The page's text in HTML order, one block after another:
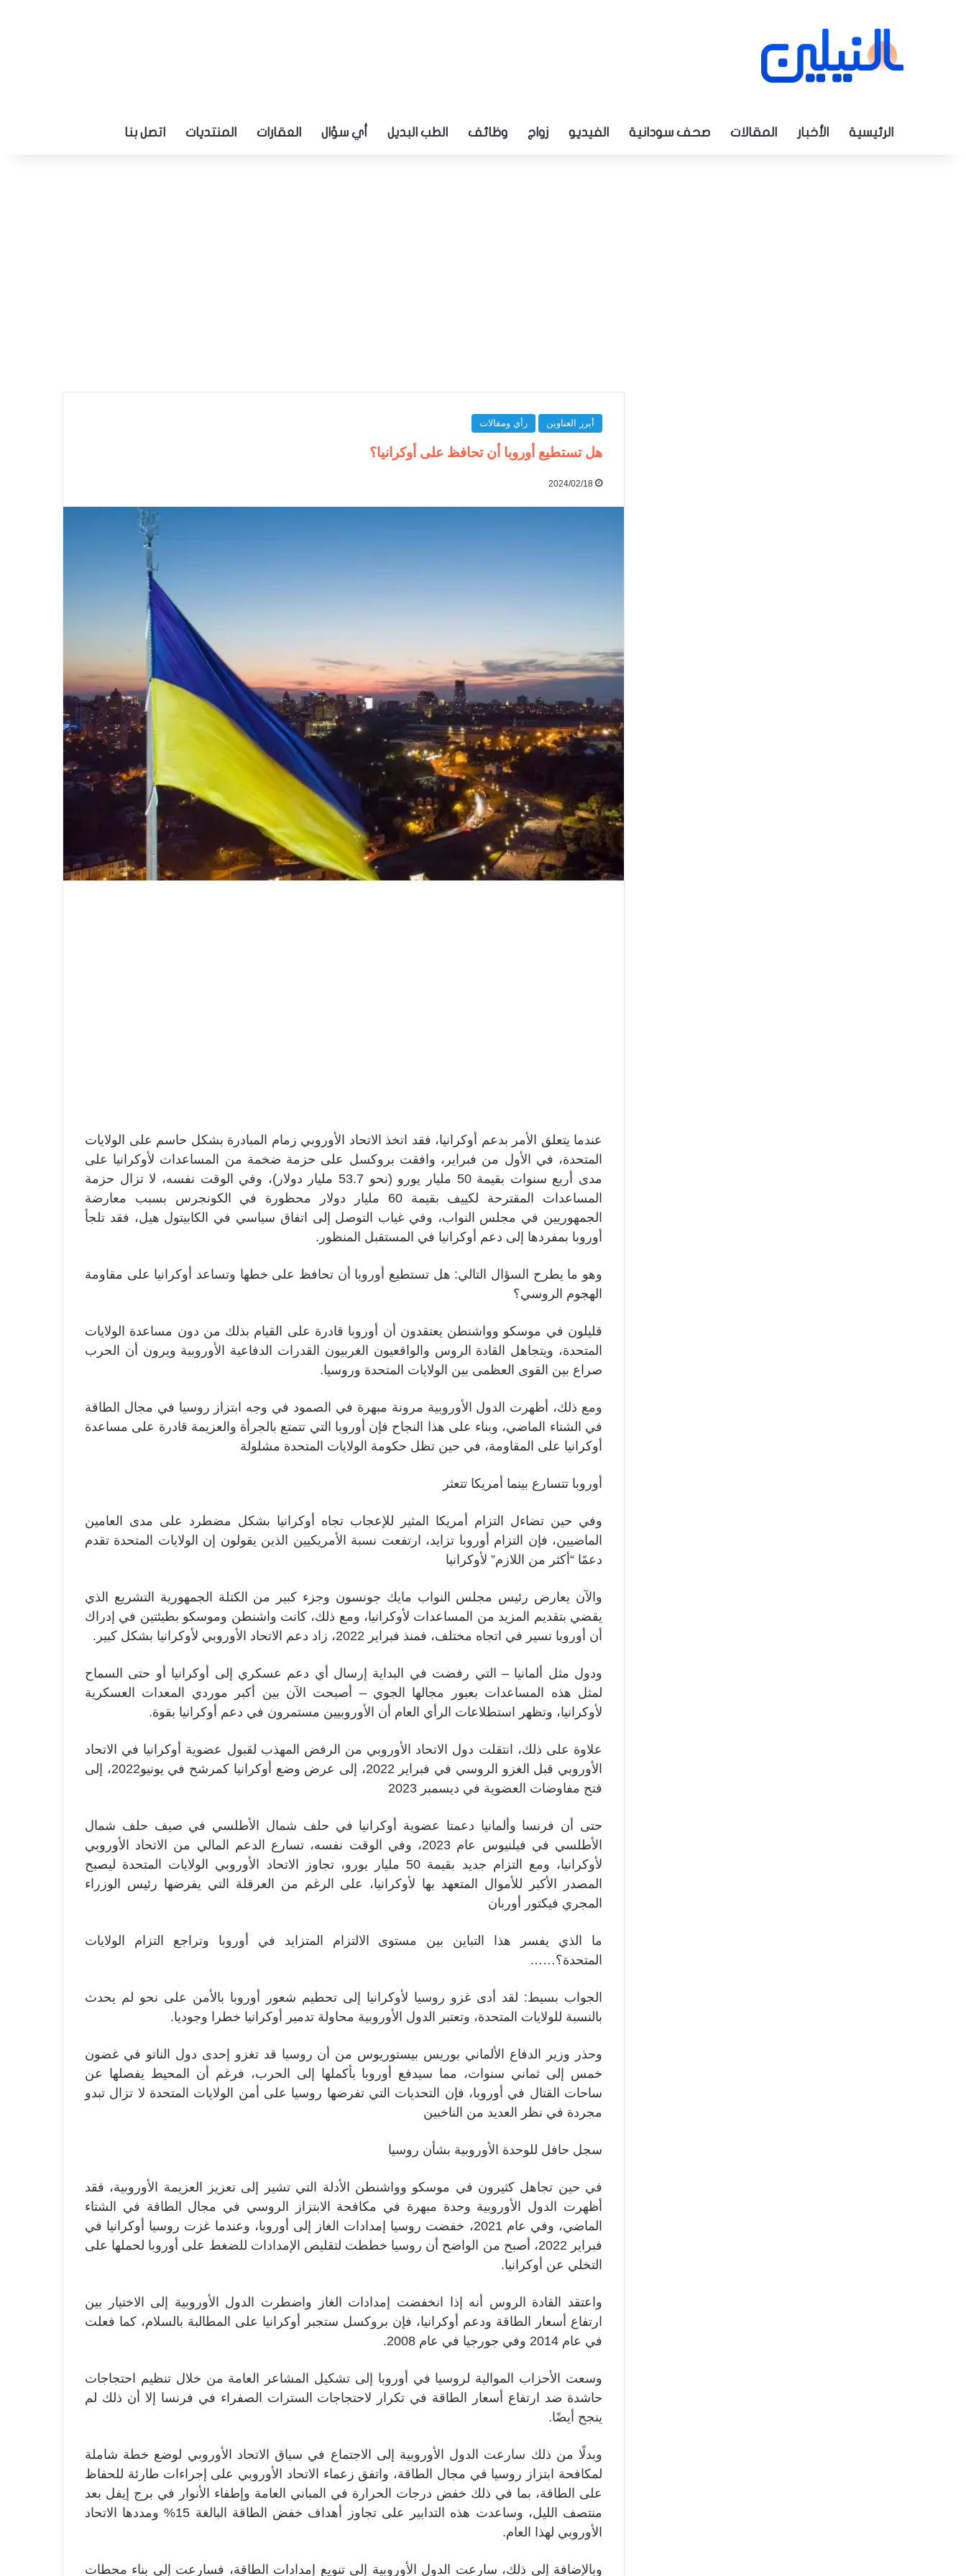
الرئيسية الأخبار المقالات صحف سودانية الفيديو زواج وظائف الطب البديل أي سؤال العقارات المنتديات اتصل بنا
أبرز العناوين رأي ومقالات
هل تستطيع أوروبا أن تحافظ على أوكرانيا؟
2024/02/18
عندما يتعلق الأمر بدعم أوكرانيا، فقد اتخذ الاتحاد الأوروبي زمام المبادرة بشكل حاسم على الولايات
المتحدة، في الأول من فبراير، وافقت بروكسل على حزمة ضخمة من المساعدات لأوكرانيا على
مدى أربع سنوات بقيمة 50 مليار يورو (نحو 53.7 مليار دولار)، وفي الوقت نفسه، لا تزال حزمة
المساعدات المقترحة لكييف بقيمة 60 مليار دولار محظورة في الكونجرس بسبب معارضة
الجمهوريين في مجلس النواب، وفي غياب التوصل إلى اتفاق سياسي في الكابيتول هيل، فقد تلجأ
أوروبا بمفردها إلى دعم أوكرانيا في المستقبل المنظور.
وهو ما يطرح السؤال التالي: هل تستطيع أوروبا أن تحافظ على خطها وتساعد أوكرانيا على مقاومة
الهجوم الروسي؟
قليلون في موسكو وواشنطن يعتقدون أن أوروبا قادرة على القيام بذلك من دون مساعدة الولايات
المتحدة، ويتجاهل القادة الروس والواقعيون الغربيون القدرات الدفاعية الأوروبية ويرون أن الحرب
صراع بين القوى العظمى بين الولايات المتحدة وروسيا.
ومع ذلك، أظهرت الدول الأوروبية مرونة مبهرة في الصمود في وجه ابتزاز روسيا في مجال الطاقة
في الشتاء الماضي، وبناء على هذا النجاح فإن أوروبا التي تتمتع بالجرأة والعزيمة قادرة على مساعدة
أوكرانيا على المقاومة، في حين تظل حكومة الولايات المتحدة مشلولة
أوروبا تتسارع بينما أمريكا تتعثر
وفي حين تضاءل التزام أمريكا المثير للإعجاب تجاه أوكرانيا بشكل مضطرد على مدى العامين
الماضيين، فإن التزام أوروبا تزايد، ارتفعت نسبة الأمريكيين الذين يقولون إن الولايات المتحدة تقدم
دعمًا “أكثر من اللازم” لأوكرانيا
والآن يعارض رئيس مجلس النواب مايك جونسون وجزء كبير من الكتلة الجمهورية التشريع الذي
يقضي بتقديم المزيد من المساعدات لأوكرانيا، ومع ذلك، كانت واشنطن وموسكو بطيئتين في إدراك
أن أوروبا تسير في اتجاه مختلف، فمنذ فبراير 2022، زاد دعم الاتحاد الأوروبي لأوكرانيا بشكل كبير.
ودول مثل ألمانيا – التي رفضت في البداية إرسال أي دعم عسكري إلى أوكرانيا أو حتى السماح
لمثل هذه المساعدات بعبور مجالها الجوي – أصبحت الآن بين أكبر موردي المعدات العسكرية
لأوكرانيا، وتظهر استطلاعات الرأي العام أن الأوروبيين مستمرون في دعم أوكرانيا بقوة.
علاوة على ذلك، انتقلت دول الاتحاد الأوروبي من الرفض المهذب لقبول عضوية أوكرانيا في الاتحاد
الأوروبي قبل الغزو الروسي في فبراير 2022، إلى عرض وضع أوكرانيا كمرشح في يونيو2022، إلى
فتح مفاوضات العضوية في ديسمبر 2023
حتى أن فرنسا وألمانيا دعمتا عضوية أوكرانيا في حلف شمال الأطلسي في صيف حلف شمال
الأطلسي في فيلنيوس عام 2023، وفي الوقت نفسه، تسارع الدعم المالي من الاتحاد الأوروبي
لأوكرانيا، ومع التزام جديد بقيمة 50 مليار يورو، تجاوز الاتحاد الأوروبي الولايات المتحدة ليصبح
المصدر الأكبر للأموال المتعهد بها لأوكرانيا، على الرغم من العرقلة التي يفرضها رئيس الوزراء
المجري فيكتور أوربان
ما الذي يفسر هذا التباين بين مستوى الالتزام المتزايد في أوروبا وتراجع التزام الولايات
المتحدة؟……
الجواب بسيط: لقد أدى غزو روسيا لأوكرانيا إلى تحطيم شعور أوروبا بالأمن على نحو لم يحدث
بالنسبة للولايات المتحدة، وتعتبر الدول الأوروبية محاولة تدمير أوكرانيا خطرا وجوديا.
وحذر وزير الدفاع الألماني بوريس بيستوريوس من أن روسيا قد تغزو إحدى دول الناتو في غضون
خمس إلى ثماني سنوات، مما سيدفع أوروبا بأكملها إلى الحرب، فرغم أن المحيط يفصلها عن
ساحات القتال في أوروبا، فإن التحديات التي تفرضها روسيا على أمن الولايات المتحدة لا تزال تبدو
مجردة في نظر العديد من الناخبين
سجل حافل للوحدة الأوروبية بشأن روسيا
في حين تجاهل كثيرون في موسكو وواشنطن الأدلة التي تشير إلى تعزيز العزيمة الأوروبية، فقد
أظهرت الدول الأوروبية وحدة مبهرة في مكافحة الابتزاز الروسي في مجال الطاقة في الشتاء
الماضي، وفي عام 2021، خفضت روسيا إمدادات الغاز إلى أوروبا، وعندما غزت روسيا أوكرانيا في
فبراير 2022، أصبح من الواضح أن روسيا خططت لتقليص الإمدادات للضغط على أوروبا لحملها على
التخلي عن أوكرانيا.
واعتقد القادة الروس أنه إذا انخفضت إمدادات الغاز واضطرت الدول الأوروبية إلى الاختيار بين
ارتفاع أسعار الطاقة ودعم أوكرانيا، فإن بروكسل ستجبر أوكرانيا على المطالبة بالسلام، كما فعلت
في عام 2014 وفي جورجيا في عام 2008.
وسعت الأحزاب الموالية لروسيا في أوروبا إلى تشكيل المشاعر العامة من خلال تنظيم احتجاجات
حاشدة ضد ارتفاع أسعار الطاقة في تكرار لاحتجاجات السترات الصفراء في فرنسا إلا أن ذلك لم
ينجح أيضًا.
وبدلًا من ذلك سارعت الدول الأوروبية إلى الاجتماع في سياق الاتحاد الأوروبي لوضع خطة شاملة
لمكافحة ابتزاز روسيا في مجال الطاقة، واتفق زعماء الاتحاد الأوروبي على إجراءات طارئة للحفاظ
على الطاقة، بما في ذلك خفض درجات الحرارة في المباني العامة وإطفاء الأنوار في برج إيفل بعد
منتصف الليل، وساعدت هذه التدابير على تجاوز أهداف خفض الطاقة البالغة 15% ومددها الاتحاد
الأوروبي لهذا العام.
وبالإضافة إلى ذلك، سارعت الدول الأوروبية إلى تنويع إمدادات الطاقة، فسارعت إلى بناء محطات